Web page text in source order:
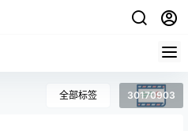
全部标签 30170903